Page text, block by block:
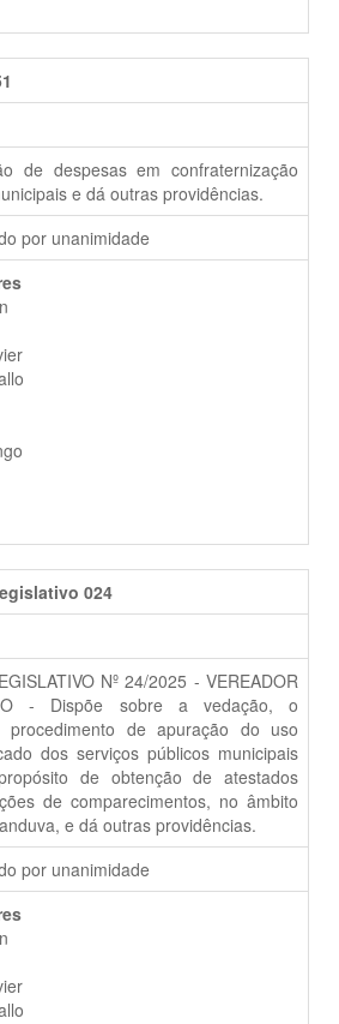
de despesas em confraternização
e dá outras providências.
por unanimidade
024
Nº 24/2025 - VEREADOR
- Dispõe sobre a vedação, o
procedimento de apuração do uso
dos serviços públicos municipais
de obtenção de atestados
de comparecimentos, no âmbito
e dá outras providências.
por unanimidade